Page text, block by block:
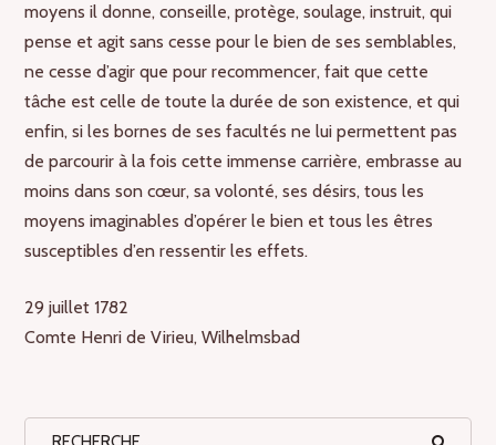
moyens il donne, conseille, protège, soulage, instruit, qui
pense et agit sans cesse pour le bien de ses semblables,
ne cesse d’agir que pour recommencer, fait que cette
tâche est celle de toute la durée de son existence, et qui
enfin, si les bornes de ses facultés ne lui permettent pas
de parcourir à la fois cette immense carrière, embrasse au
moins dans son cœur, sa volonté, ses désirs, tous les
moyens imaginables d’opérer le bien et tous les êtres
susceptibles d’en ressentir les effets.
29 juillet 1782
Comte Henri de Virieu, Wilhelmsbad